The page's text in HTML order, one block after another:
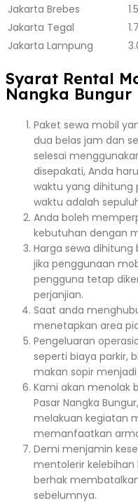
Jakarta Brebes
Jakarta Tegal
Jakarta Lampung
Syarat Rental
Nangka Bungur
Paket sewa mobil
dua belas jam dan
selesai
disepakati, Anda
waktu yang dihitung
waktu adalah
Anda boleh
kebutuhan dengan
Harga sewa dihitung
jika penggunaan
pengguna tetap
perjanjian.
Saat anda
menetapkan area
Pengeluaran
seperti biaya parkir,
makan sopir
Kami akan menolak
Pasar Nangka
melakuan kegiatan
memanfaatkan
Demi menjamin
mentolerir
berhak
sebelumnya.